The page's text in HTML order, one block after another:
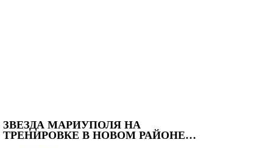
ЗВЕЗДА МАРИУПОЛЯ НА
ТРЕНИРОВКЕ В НОВОМ РАЙОНЕ